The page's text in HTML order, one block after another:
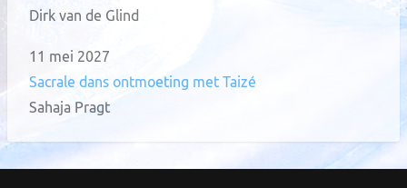
Dirk van de Glind
11 mei 2027
Sacrale dans ontmoeting met Taizé
Sahaja Pragt